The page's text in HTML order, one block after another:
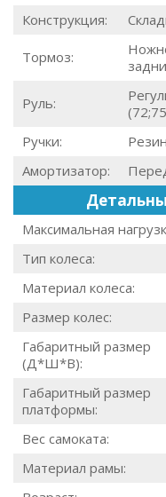
Конструкция:
Тормоз:
Руль:
Ручки:
Амортизатор:
Максимальная
Тип колеса:
Материал колеса:
Размер колес:
Габаритный размер
(Д*Ш*В):
Габаритный размер
платформы:
Вес самоката:
Материал рамы: